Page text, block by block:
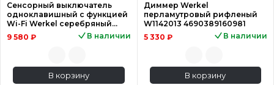
Сенсорный выключатель
одноклавишный с функцией
Wi-Fi Werkel серебряный
W4510606 4690389149825
9 580 ₽ В наличии
В корзину
Диммер Werkel
перламутровый рифленый
W1142013 4690389160981
5 330 ₽
В наличии
В корзину